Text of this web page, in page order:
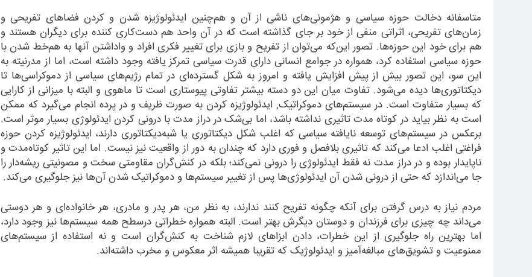
متاسفانه دخالت حوزه سیاسی و هژمونیهای ناشی از آن و همچنین ایدئولوژیزه شدن و کردن فضاهای تفریحی و
زمانهای تفریحی، اثراتی منفی از خود بر جای گذاشته است که در آن واحد هم دستکاری کننده برای دیگران هستند و
هم برای خود این حوزهها. تصور اینکه میتوان از تفریح و بازی برای تغییر فکری افراد و واداشتن آنها به همخط شدن با
حوزه سیاسی استفاده کرد، همواره در جوامع انسانی دارای قدرت سیاسی تمرکز یافته وجود داشته است، اما از مدرنیته به
این سو، این تصور بیش از پیش افزایش یافته و امروز به شکل گستردهای در تمام رژیمهای سیاسی از دموکراسیها تا
دیکتاتوریها دیده میشود. تفاوت میان این دو دسته بیشتر تفاوتی پیوستاری است تا ماهوی و البته با میزانی از کارایی
که بسیار متفاوت است. در سیستمهای دموکراتیک, ایدئولوژیزه کردن به صورت ظریف و در پرده انجام میگیرد که ممکن
است به نظر بیاید در کوتاه مدت تاثیری نداشته باشد، اما بیشک در دراز مدت با درونی کردن ایدئولوژی بسیار موثر است.
برعکس در سیستمهای توسعه نایافته سیاسی که اغلب شکل دیکتاتوری یا شبهدیکتاتوری دارند، ایدئولوژیزه کردن حوزه
فراغتی اغلب ادعا میکند که تاثیری بلافصل و فوری دارد که چندان به دور از واقعیت نیز نیست. اما این تاثیر کوتاهمدت و
ناپایدار بوده و در دراز مدت نه فقط ایدئولوژی را درونی نمیکند؛ بلکه در کنشگران مقاومتی سخت و مصونیتی ریشهدار را
جا میاندازد که حتی از درونی شدن آن ایدئولوژیها پس از تغییر سیستمها و دموکراتیک شدن آنها نیز جلوگیری میکند.
مردم نیاز به درس گرفتن برای آنکه چگونه تفریح کنند ندارند، به نظر من، هر پدر و مادری، هر خانوادهای و هر دوستی
میداند چه چیزی برای فرزندان و دوستان دیگرش بهتر است. البته همواره خطراتی درسطح همه سیستمها نیز وجود دارد،
اما بهترین راه جلوگیری از این خطرات، دادن ابزاهای لازم شناخت به کنشگران است و نه استفاده از سیستمهای
ممنوعیت و تشویقهای مبالغهآمیز و ایدئولوژیک که تقریبا همیشه اثر معکوس و مخرب داشتهاند.